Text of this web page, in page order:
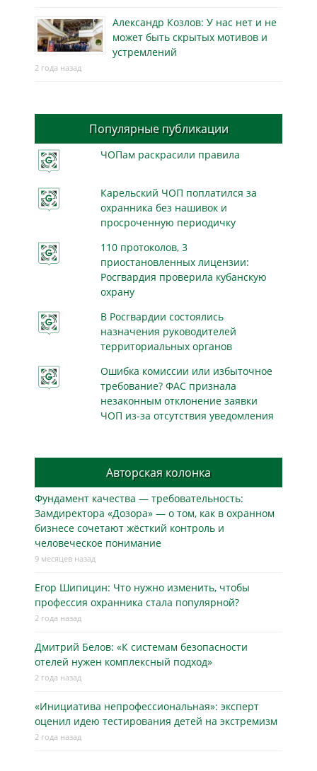
Александр Козлов: У нас нет и не
может быть скрытых мотивов и
устремлений
2 года назад
Популярные публикации
ЧОПам раскрасили правила
Карельский ЧОП поплатился за
охранника без нашивок и
просроченную периодичку
110 протоколов, 3
приостановленных лицензии:
Росгвардия проверила кубанскую
охрану
В Росгвардии состоялись
назначения руководителей
территориальных органов
Ошибка комиссии или избыточное
требование? ФАС признала
незаконным отклонение заявки
ЧОП из-за отсутствия уведомления
Авторская колонка
Фундамент качества — требовательность:
Замдиректора «Дозора» — о том, как в охранном
бизнесe сочетают жёсткий контроль и
человеческое понимание
9 месяцев назад
Егор Шипицин: Что нужно изменить, чтобы
профессия охранника стала популярной?
2 года назад
Дмитрий Белов: «К системам безопасности
отелей нужен комплексный подход»
2 года назад
«Инициатива непрофессиональная»: эксперт
оценил идею тестирования детей на экстремизм
2 года назад